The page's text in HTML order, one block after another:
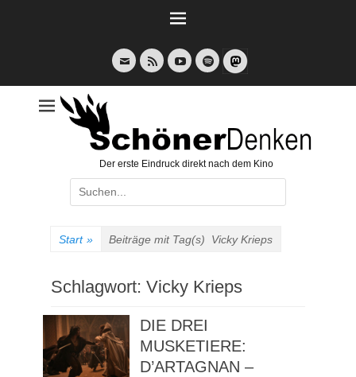
E-
Mail
Feed YouTubeSpotify
Der erste Eindruck direkt nach dem Kino
Suche
nach:
Start » Beiträge mit Tag(s) Vicky Krieps
Schlagwort: Vicky Krieps
DIE DREI
MUSKETIERE:
D’ARTAGNAN –